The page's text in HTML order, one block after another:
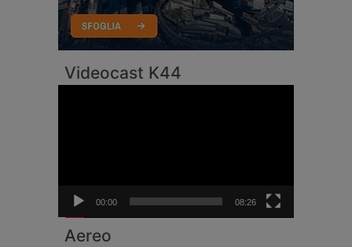
Videocast K44
00:00 08:26
Aereo